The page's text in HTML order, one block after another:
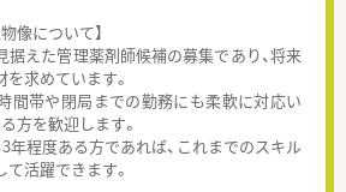
像について】
えた管理薬剤師候補の募集であり、将来
求めています。
間帯や閉局までの勤務にも柔軟に対応い
方を歓迎します。
程度ある方であれば、これまでのスキル
活躍できます。